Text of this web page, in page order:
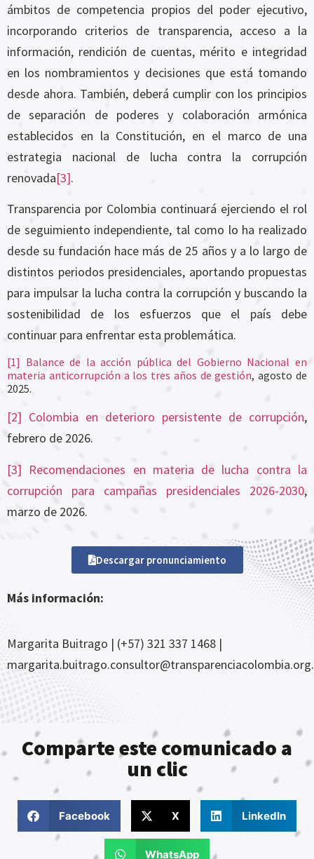
ámbitos de competencia propios del poder ejecutivo,
incorporando criterios de transparencia, acceso a la
información, rendición de cuentas, mérito e integridad
en los nombramientos y decisiones que está tomando
desde ahora. También, deberá cumplir con los principios
de separación de poderes y colaboración armónica
establecidos en la Constitución, en el marco de una
estrategia nacional de lucha contra la corrupción
renovada[3].
Transparencia por Colombia continuará ejerciendo el rol
de seguimiento independiente, tal como lo ha realizado
desde su fundación hace más de 25 años y a lo largo de
distintos periodos presidenciales, aportando propuestas
para impulsar la lucha contra la corrupción y buscando la
sostenibilidad de los esfuerzos que el país debe
continuar para enfrentar esta problemática.
[1] Balance de la acción pública del Gobierno Nacional en
materia anticorrupción a los tres años de gestión, agosto de
2025.
[2] Colombia en deterioro persistente de corrupción,
febrero de 2026.
[3] Recomendaciones en materia de lucha contra la
corrupción para campañas presidenciales 2026-2030,
marzo de 2026.
Descargar pronunciamiento
Más información:
Margarita Buitrago | (+57) 321 337 1468 |
Comparte este comunicado a
un clic
Facebook X LinkedIn
WhatsApp